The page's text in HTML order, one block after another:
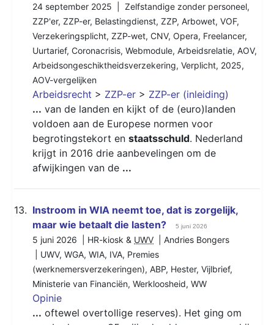
24 september 2025 | Zelfstandige zonder personeel,
ZZP'er, ZZP-er, Belastingdienst, ZZP, Arbowet, VOF,
Verzekeringsplicht, ZZP-wet, CNV, Opera, Freelancer,
Uurtarief, Coronacrisis, Webmodule, Arbeidsrelatie, AOV,
Arbeidsongeschiktheidsverzekering, Verplicht, 2025,
AOV-vergelijken
Arbeidsrecht > ZZP-er > ZZP-er (inleiding)
... van de landen en kijkt of de (euro)landen
voldoen aan de Europese normen voor
begrotingstekort en staatsschuld. Nederland
krijgt in 2016 drie aanbevelingen om de
afwijkingen van de ...
13. ​​​​​​​Instroom in WIA neemt toe, dat is zorgelijk,
maar wie betaalt die lasten?
5 juni 2026
5 juni 2026 | HR-kiosk & UWV | Andries Bongers
UWV, WGA, WIA, IVA, Premies
(werknemersverzekeringen), ABP, Hester, Vijlbrief,
Ministerie van Financiën, Werkloosheid, WW
Opinie
... oftewel overtollige reserves). Het ging om